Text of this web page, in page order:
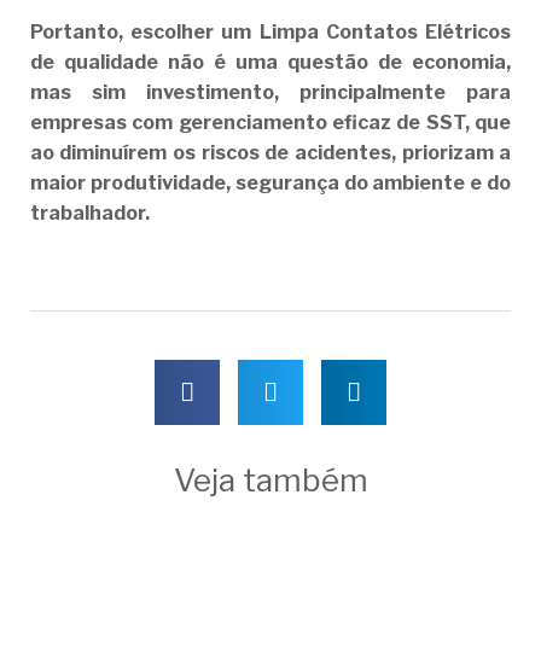
Portanto, escolher um Limpa Contatos Elétricos
de qualidade não é uma questão de economia,
mas sim investimento, principalmente para
empresas com gerenciamento eficaz de SST, que
ao diminuírem os riscos de acidentes, priorizam a
maior produtividade, segurança do ambiente e do
trabalhador.
Veja também